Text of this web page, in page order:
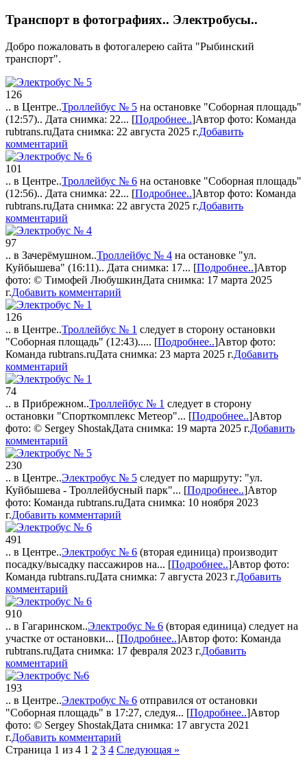
Транспорт в фотографиях.. Электробусы..
Добро пожаловать в фотогалерею сайта "Рыбинский
транспорт".
126
.. в Центре..Троллейбус № 5 на остановке "Соборная площадь"
(12:57).. Дата снимка: 22... [Подробнее..]Автор фото: Команда
rubtrans.ruДата снимка: 22 августа 2025 г.Добавить
комментарий
101
.. в Центре..Троллейбус № 6 на остановке "Соборная площадь"
(12:56).. Дата снимка: 22... [Подробнее..]Автор фото: Команда
rubtrans.ruДата снимка: 22 августа 2025 г.Добавить
комментарий
97
.. в Зачерёмушном..Троллейбус № 4 на остановке "ул.
Куйбышева" (16:11).. Дата снимка: 17... [Подробнее..]Автор
фото: © Тимофей ЛюбушкинДата снимка: 17 марта 2025
г.Добавить комментарий
126
.. в Центре..Троллейбус № 1 следует в сторону остановки
"Соборная площадь" (12:43)..... [Подробнее..]Автор фото:
Команда rubtrans.ruДата снимка: 23 марта 2025 г.Добавить
комментарий
74
.. в Прибрежном..Троллейбус № 1 следует в сторону
остановки "Спорткомплекс Метеор"... [Подробнее..]Автор
фото: © Sergey ShostakДата снимка: 19 марта 2025 г.Добавить
комментарий
230
.. в Центре..Электробус № 5 следует по маршруту: "ул.
Куйбышева - Троллейбусный парк"... [Подробнее..]Автор
фото: Команда rubtrans.ruДата снимка: 10 ноября 2023
г.Добавить комментарий
491
.. в Центре..Электробус № 6 (вторая единица) производит
посадку/высадку пассажиров на... [Подробнее..]Автор фото:
Команда rubtrans.ruДата снимка: 7 августа 2023 г.Добавить
комментарий
910
.. в Гагаринском..Электробус № 6 (вторая единица) следует на
участке от остановки... [Подробнее..]Автор фото: Команда
rubtrans.ruДата снимка: 17 февраля 2023 г.Добавить
комментарий
193
.. в Центре..Электробус № 6 отправился от остановки
"Соборная площадь" в 17:27, следуя... [Подробнее..]Автор
фото: © Sergey ShostakДата снимка: 17 августа 2021
г.Добавить комментарий
Страница 1 из 4 1 2 3 4 Следующая »